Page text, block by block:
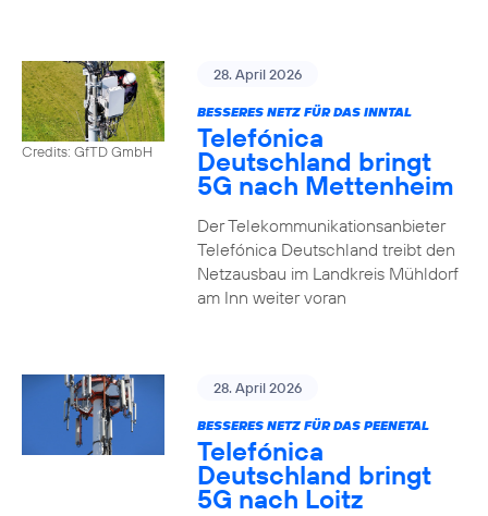
Credits: GfTD GmbH
28. April 2026
BESSERES NETZ FÜR DAS INNTAL
Telefónica
Deutschland bringt
5G nach Mettenheim
Der Telekommunikationsanbieter
Telefónica Deutschland treibt den
Netzausbau im Landkreis Mühldorf
am Inn weiter voran
28. April 2026
BESSERES NETZ FÜR DAS PEENETAL
Telefónica
Deutschland bringt
5G nach Loitz